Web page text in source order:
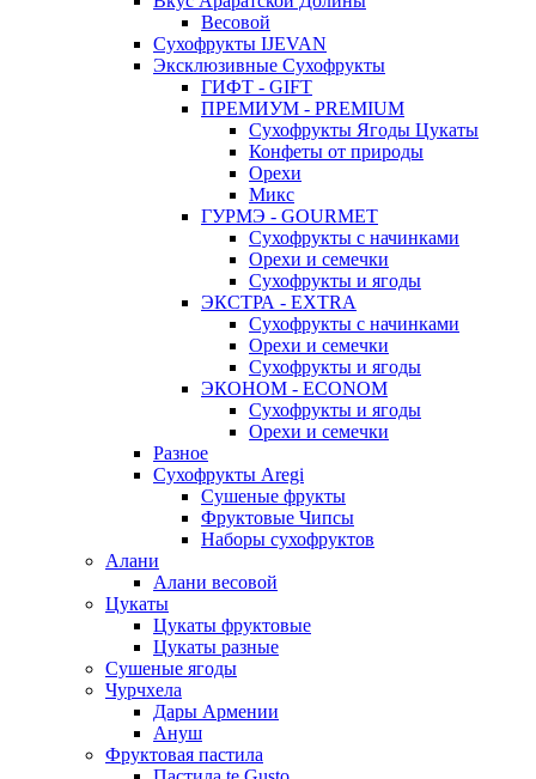
Весовой
Сухофрукты IJEVAN
Эксклюзивные Сухофрукты
ГИФТ - GIFT
ПРЕМИУМ - PREMIUM
Сухофрукты Ягоды Цукаты
Конфеты от природы
Орехи
Микс
ГУРМЭ - GOURMET
Сухофрукты с начинками
Орехи и семечки
Сухофрукты и ягоды
ЭКСТРА - EXTRA
Сухофрукты с начинками
Орехи и семечки
Сухофрукты и ягоды
ЭКОНОМ - ECONOM
Сухофрукты и ягоды
Орехи и семечки
Разное
Сухофрукты Aregi
Сушеные фрукты
Фруктовые Чипсы
Наборы сухофруктов
Алани
Алани весовой
Цукаты
Цукаты фруктовые
Цукаты разные
Сушеные ягоды
Чурчхела
Дары Армении
Ануш
Фруктовая пастила